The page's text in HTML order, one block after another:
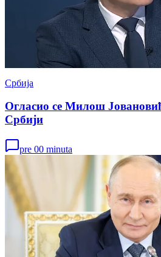
Србија
Огласио се Милош
Србији
pre 00 minuta